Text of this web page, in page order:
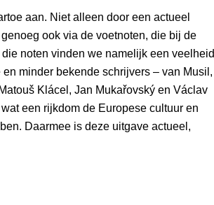
aan. Niet alleen door een actueel
ook via de voetnoten, die bij de
noten vinden we namelijk een veelheid
minder bekende schrijvers – van Musil,
Klácel, Jan Mukařovský en Václav
een rijkdom de Europese cultuur en
Daarmee is deze uitgave actueel,